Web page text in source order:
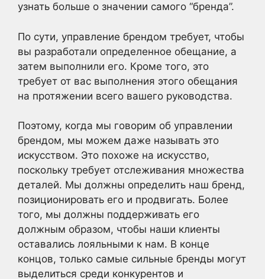
узнать больше о значении самого “бренда”.
По сути, управление брендом требует, чтобы
вы разработали определенное обещание, а
затем выполнили его. Кроме того, это
требует от вас выполнения этого обещания
на протяжении всего вашего руководства.
Поэтому, когда мы говорим об управлении
брендом, мы можем даже называть это
искусством. Это похоже на искусство,
поскольку требует отслеживания множества
деталей. Мы должны определить наш бренд,
позиционировать его и продвигать. Более
того, мы должны поддерживать его
должным образом, чтобы наши клиенты
оставались лояльными к нам. В конце
концов, только самые сильные бренды могут
выделиться среди конкурентов и